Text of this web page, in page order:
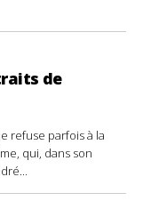
de
refuse parfois à la
qui, dans son